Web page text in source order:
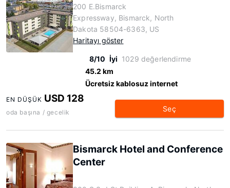
200 E.Bismarck
Expressway, Bismarck, North
Dakota 58504-6363, US
Haritayı göster
8/10 İyi 1029 değerlendirme
45.2 km
Ücretsiz kablosuz internet
EN DÜŞÜK USD 128
oda başına / gecelik Seç
Bismarck Hotel and Conference
Center